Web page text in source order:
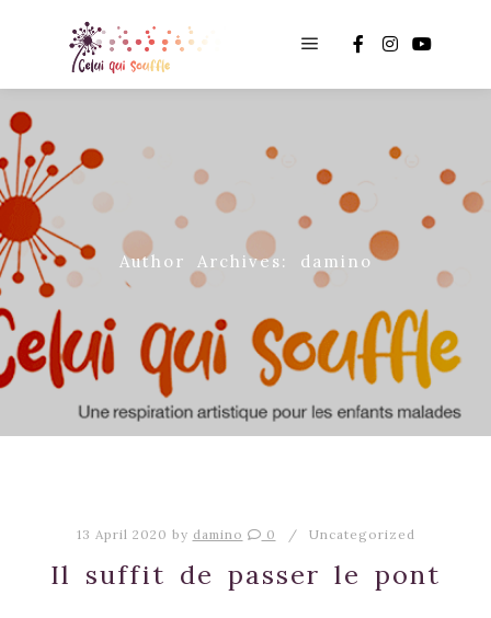
Author Archives: damino
13 April 2020 by damino 0 Uncategorized
Il suffit de passer le pont